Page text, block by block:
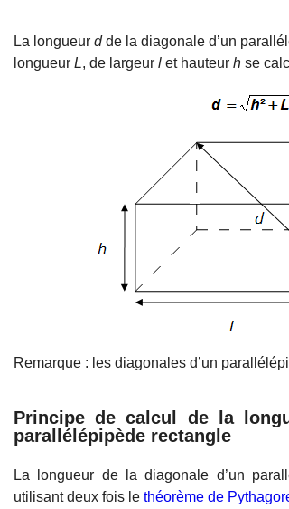
La longueur dde la diagonale d’un
longueur L, de largeur l et hauteur h se
Remarque : les diagonales d’un
Principe de calcul de la
parallélépipède rectangle
La longueur de la diagonale d’un
utilisant deux fois le théorème de